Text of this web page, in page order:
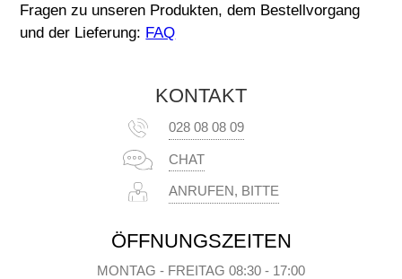
Fragen zu unseren Produkten, dem Bestellvorgang
und der Lieferung: FAQ
KONTAKT
028 08 08 09
CHAT
ANRUFEN, BITTE
ÖFFNUNGSZEITEN
MONTAG - FREITAG 08:30 - 17:00